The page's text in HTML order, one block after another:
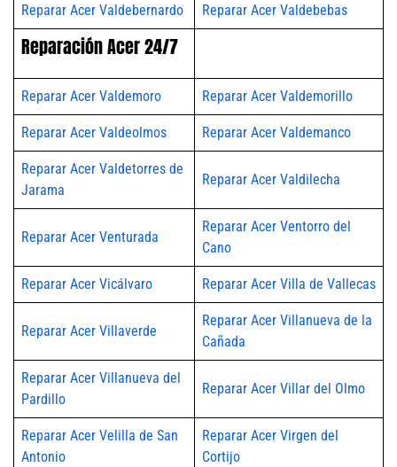
Reparar Acer Valdebernardo Reparar Acer Valdebebas
Reparación Acer 24/7
Reparar Acer Valdemoro Reparar Acer Valdemorillo
Reparar Acer Valdeolmos Reparar Acer Valdemanco
Reparar Acer Valdetorres de
Jarama
Reparar Acer Valdilecha
Reparar Acer Venturada
Reparar Acer Ventorro del
Cano
Reparar Acer Vicálvaro Reparar Acer Villa de Vallecas
Reparar Acer Villaverde
Reparar Acer Villanueva de la
Cañada
Reparar Acer Villanueva del
Pardillo
Reparar Acer Villar del Olmo
Reparar Acer Velilla de San
Antonio
Reparar Acer Virgen del
Cortijo